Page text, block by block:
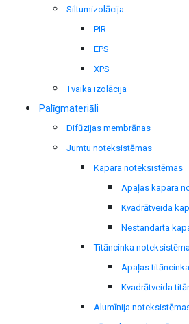
Siltumizolācija
PIR
EPS
XPS
Tvaika izolācija
Palīgmateriāli
Difūzijas membrānas
Jumtu noteksistēmas
Kapara noteksistēmas
Apaļas kapara
Kvadrātveida
Nestandarta
Titāncinka
Apaļas
Kvadrātveida
Alumīnija